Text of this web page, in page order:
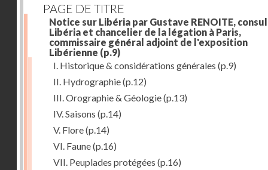
PAGE DE TITRE
Notice sur Libéria par Gustave RENOITE,
Libéria et chancelier de la légation à Paris,
commissaire général adjoint de l'exposition
Libérienne (p.9)
I. Historique & considérations générales (p.9)
II. Hydrographie(p.12)
III. Orographie & Géologie(p.13)
IV. Saisons (p.14)
V. Flore(p.14)
VI. Faune(p.16)
VII. Peuplades protégées (p.16)